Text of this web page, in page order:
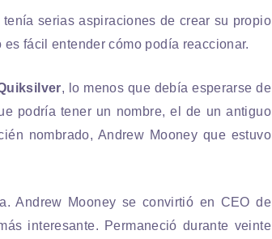
serias aspiraciones de crear su propio
fácil entender cómo podía reaccionar.
, lo menos que debía esperarse de
podría tener un nombre, el de un antiguo
nombrado, Andrew Mooney que estuvo
Andrew Mooney se convirtió en CEO de
interesante. Permaneció durante veinte